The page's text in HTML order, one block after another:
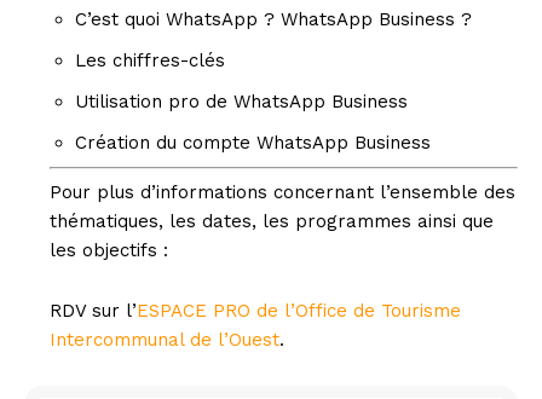
C’est quoi WhatsApp ? WhatsApp Business ?
Les chiffres-clés
Utilisation pro de WhatsApp Business
Création du compte WhatsApp Business
Pour plus d’informations concernant l’ensemble des
thématiques, les dates, les programmes ainsi que
les objectifs :
RDV sur l’ESPACE PRO de l’Office de Tourisme
Intercommunal de l’Ouest.